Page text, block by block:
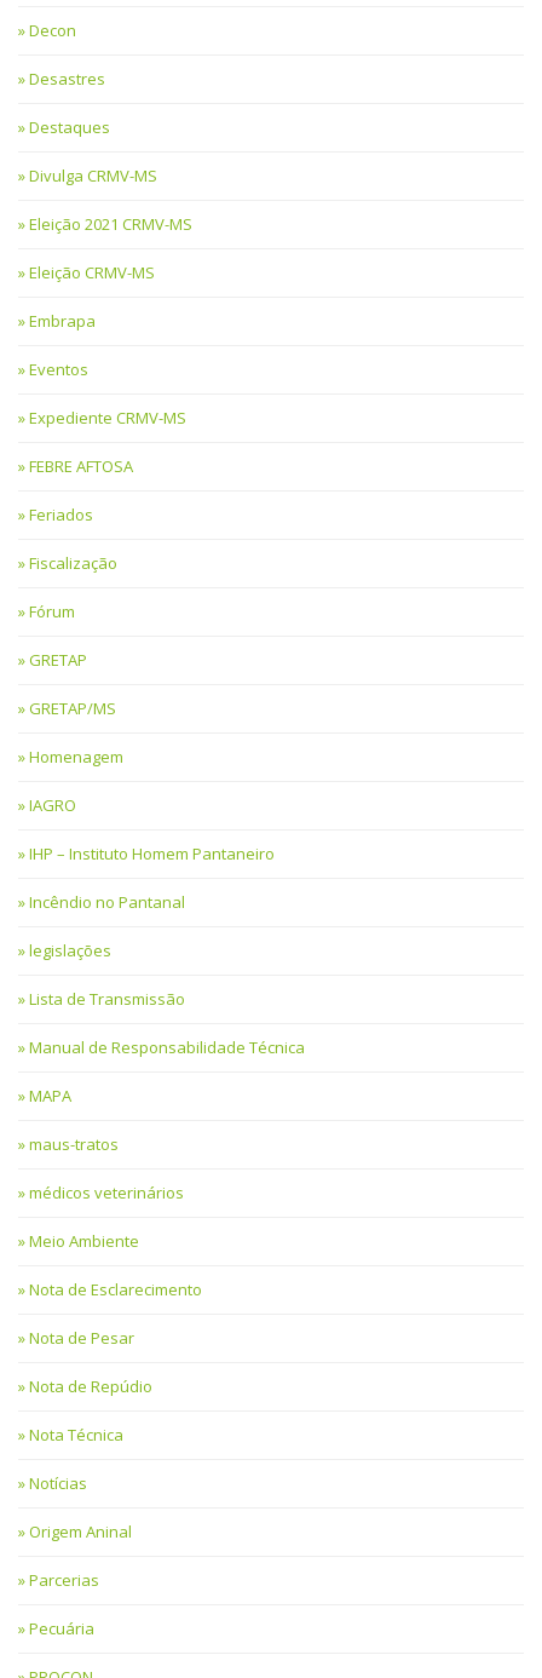
Decon
Desastres
Destaques
Divulga CRMV-MS
Eleição 2021 CRMV-MS
Eleição CRMV-MS
Embrapa
Eventos
Expediente CRMV-MS
FEBRE AFTOSA
Feriados
Fiscalização
Fórum
GRETAP
GRETAP/MS
Homenagem
IAGRO
IHP – Instituto Homem Pantaneiro
Incêndio no Pantanal
legislações
Lista de Transmissão
Manual de Responsabilidade Técnica
MAPA
maus-tratos
médicos veterinários
Meio Ambiente
Nota de Esclarecimento
Nota de Pesar
Nota de Repúdio
Nota Técnica
Notícias
Origem Aninal
Parcerias
Pecuária